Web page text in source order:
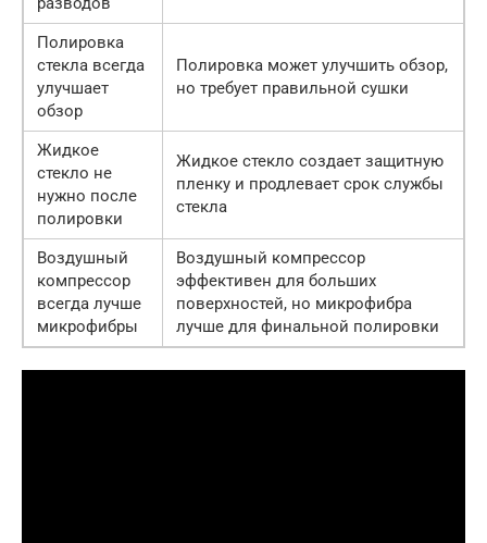
Полировка
стекла всегда
улучшает
обзор
Полировка может улучшить обзор,
но требует правильной сушки
Жидкое
стекло не
нужно после
полировки
Жидкое стекло создает защитную
пленку и продлевает срок службы
стекла
Воздушный
компрессор
всегда лучше
микрофибры
Воздушный компрессор
эффективен для больших
поверхностей, но микрофибра
лучше для финальной полировки